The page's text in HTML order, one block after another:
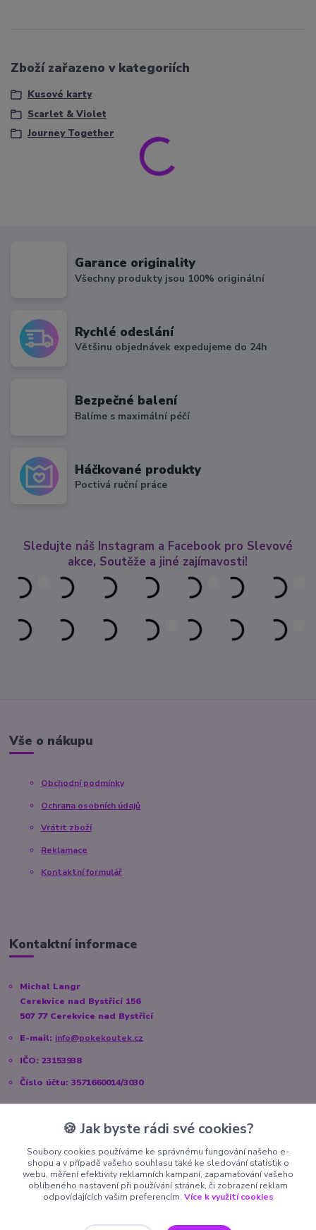
Zboží zařazeno v kategoriích
Kusové karty
Scarlet & Violet
Journey Together
Garance originality
Všechny produkty jsou 100% originální
Rychlé odeslání
Většinu objednávek expedujeme do 24h
Bezpečné balení
Balíme s maximální péčí
Háčkované produkty
Poctivá ruční práce
Sledujte náš Instagram a Facebook pro Slevové
akce, Soutěže a jiné zajímavosti!
Vše o nákupu
Obchodní podmínky
Ochrana osobních údajů
Vrátit zboží
Reklamace
Kontaktní formulář
Kontaktní informace
Michal Langr
Cerekvice nad Bystřicí 156
507 77 Cerekvice nad Bystřicí
E-mail: info@pokekoutek.cz
IČO: 23153938
Číslo účtu: 3571660014/3030
Sociální sítě
Instagram:@pokekoutek.cz
Facebook:@PokeKoutek.cz
🍪 Jak byste rádi své cookies?
Soubory cookies používáme ke správnému fungování našeho e-
shopu a v případě vašeho souhlasu také ke sledování statistik o
webu, měření efektivity reklamních kampaní, zapamatování vašeho
oblíbeného nastavení při používání stránek, či zobrazení reklam
odpovídajících vašim preferencím. Více k využití cookies